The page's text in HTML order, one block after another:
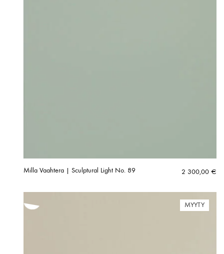
Milla Vaahtera | Sculptural Light No. 89 2 300,00 €
MYYTY